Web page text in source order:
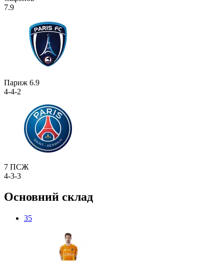
7.9
Париж 6.9
4-4-2
7 ПСЖ
4-3-3
Основний склад
35